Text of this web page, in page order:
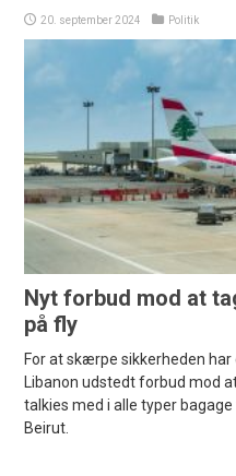
20. september 2024 Politik
Nyt forbud mod at
på fly
For at skærpe sikkerheden
Libanon udstedt forbud mod
talkies med i alle typer
Beirut.